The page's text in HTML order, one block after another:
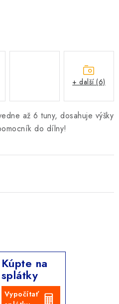
Jak funguje Zásilkovna?
Doplňkové služby Profigaráž.cz
k objednávce
až 6 tuny, dosahuje výšky
do dílny!
Kúpte na
splátky
Vypočítať
+ další (6)